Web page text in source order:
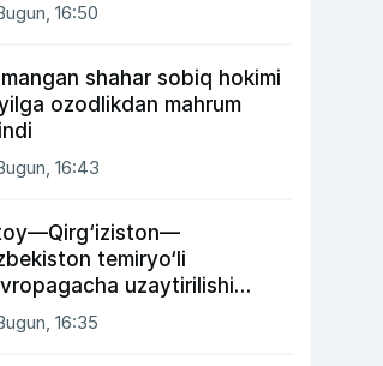
16:50
shahar sobiq hokimi
yilga ozodlikdan mahrum
16:43
temiryo‘li
uzaytirilishi
16:35